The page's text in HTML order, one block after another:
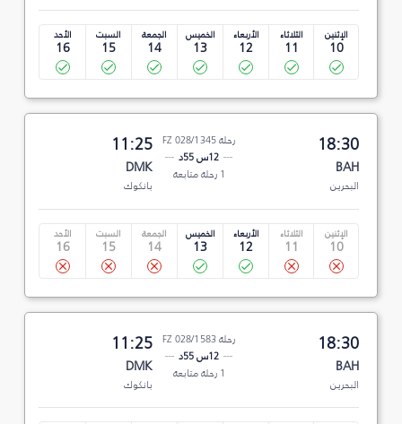
الإثنين
10
الثلاثاء
11
الأربعاء
12
الخميس
13
الجمعة
14
السبت
15
الأحد
16
18:30
BAH
البحرين
رحلة FZ 028/1345
12س 55د
1 رحلة متابعة
11:25
DMK
بانكوك
الإثنين
10
الثلاثاء
11
الأربعاء
12
الخميس
13
الجمعة
14
السبت
15
الأحد
16
18:30
BAH
البحرين
رحلة FZ 028/1583
12س 55د
1 رحلة متابعة
11:25
DMK
بانكوك